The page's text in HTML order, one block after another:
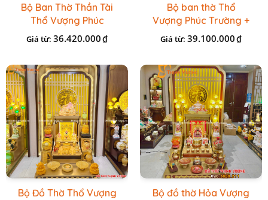
Bộ Ban Thờ Thần Tài
Thổ Vượng Phúc
Trường + Bộ Đồ Sứ
Cao Cấp Gấm Vàng
Giá từ: 36.420.000₫
Bộ ban thờ Thổ
Vượng Phúc Trường +
Đồ Sứ Vàng Đá Cao
Giá từ: 39.100.000₫
Bộ Đồ Thờ Thổ Vượng
Bộ đồ thờ Hỏa Vượng